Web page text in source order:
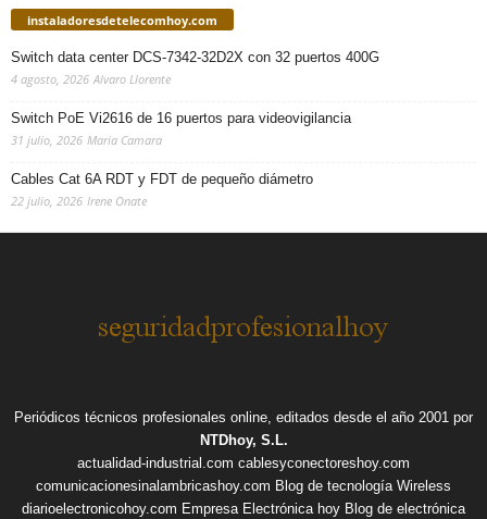
instaladoresdetelecomhoy.com
Switch data center DCS-7342-32D2X con 32 puertos 400G
4 agosto, 2026 Alvaro Llorente
Switch PoE Vi2616 de 16 puertos para videovigilancia
31 julio, 2026 Maria Camara
Cables Cat 6A RDT y FDT de pequeño diámetro
22 julio, 2026 Irene Onate
Periódicos técnicos profesionales online, editados desde el año 2001 por
NTDhoy, S.L.
actualidad-industrial.com cablesyconectoreshoy.com
comunicacionesinalambricashoy.com Blog de tecnología Wireless
diarioelectronicohoy.com Empresa Electrónica hoy Blog de electrónica